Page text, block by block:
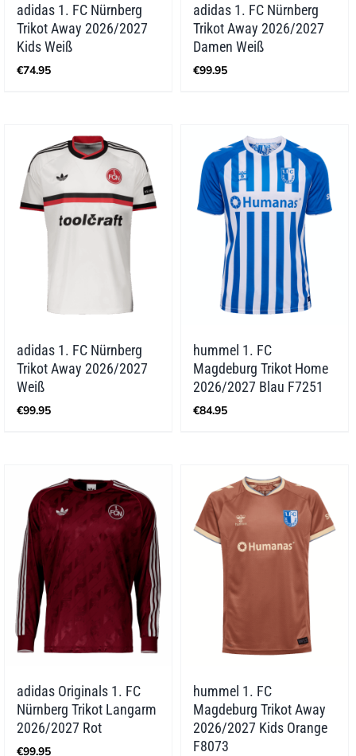
adidas 1. FC Nürnberg
Trikot Away 2026/2027
Kids Weiß
€74.95
adidas 1. FC Nürnberg
Trikot Away 2026/2027
Damen Weiß
€99.95
adidas 1. FC Nürnberg
Trikot Away 2026/2027
Weiß
€99.95
hummel 1. FC
Magdeburg Trikot Home
2026/2027 Blau F7251
€84.95
adidas Originals 1. FC
Nürnberg Trikot Langarm
2026/2027 Rot
€99.95
hummel 1. FC
Magdeburg Trikot Away
2026/2027 Kids Orange
F8073